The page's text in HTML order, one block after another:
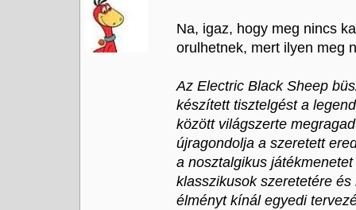
Na, igaz, hogy meg nincs
orulhetnek, mert ilyen meg
Az Electric Black Sheep
készített tisztelgést a
között világszerte
újragondolja a szeretett
a nosztalgikus
klasszikusok szeretetére
élményt kínál egyedi